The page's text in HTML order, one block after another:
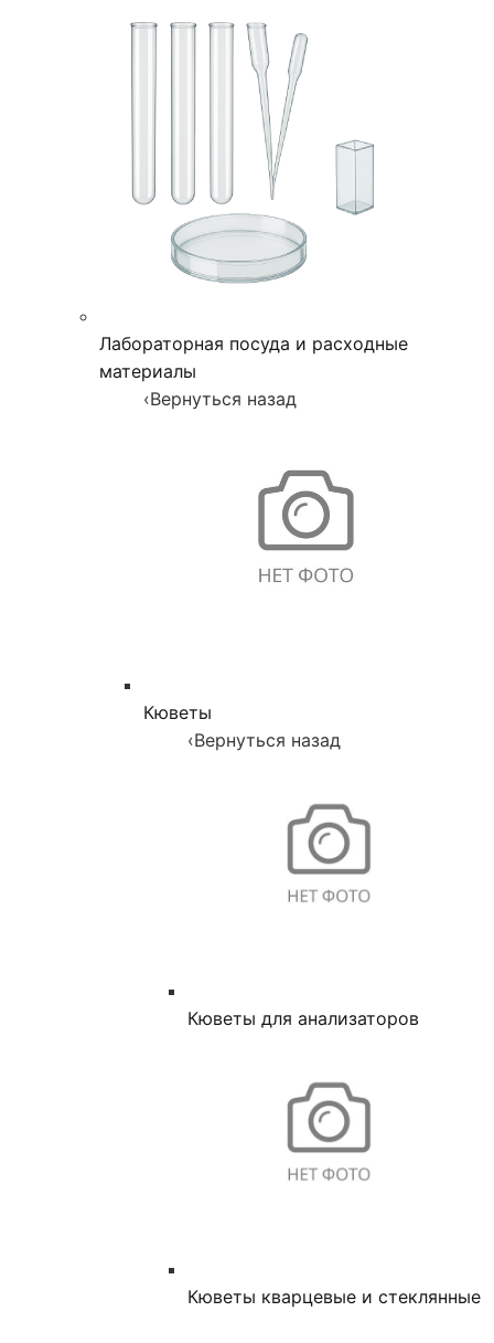
Лабораторная посуда и расходные
материалы
‹Вернуться назад
Кюветы
‹Вернуться назад
Кюветы для анализаторов
Кюветы кварцевые и стеклянные